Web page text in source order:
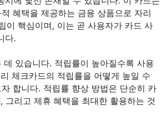
혜택을 제공하는 금융 상품으로 자리
이 핵심이며, 이는 곧 사용자가 카드 사
다.
있습니다. 적립률이 높아질수록 사용
체크카드의 적립률을 어떻게 높일 수
합니다. 적립률 향상 방법은 단순히 카
리고 제휴 혜택을 최대한 활용하는 것